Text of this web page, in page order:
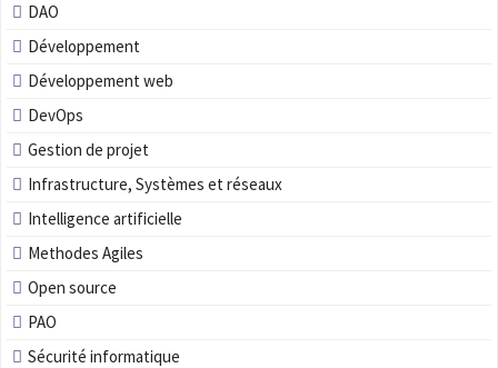
DAO
Développement
Développement web
DevOps
Gestion de projet
Infrastructure, Systèmes et réseaux
Intelligence artificielle
Methodes Agiles
Open source
PAO
Sécurité informatique